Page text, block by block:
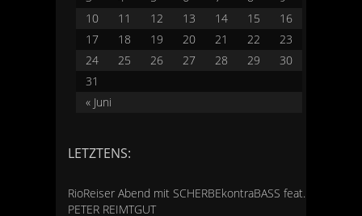
« Juni
10
11 12 13 14 15
16
17
18 19 20 21 22
23
24
25 26 27 28 29
30
31
LETZTENS:
RioReiser Abend mit SCHERBEkontraBASS feat.
PETER REIMTGUT